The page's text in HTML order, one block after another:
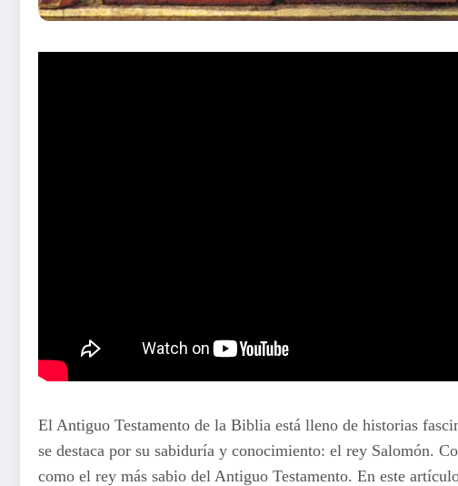
El Antiguo Testamento de la Biblia está lleno de historias
se destaca por su sabiduría y conocimiento: el rey Salomón.
como el rey más sabio del Antiguo Testamento. En este